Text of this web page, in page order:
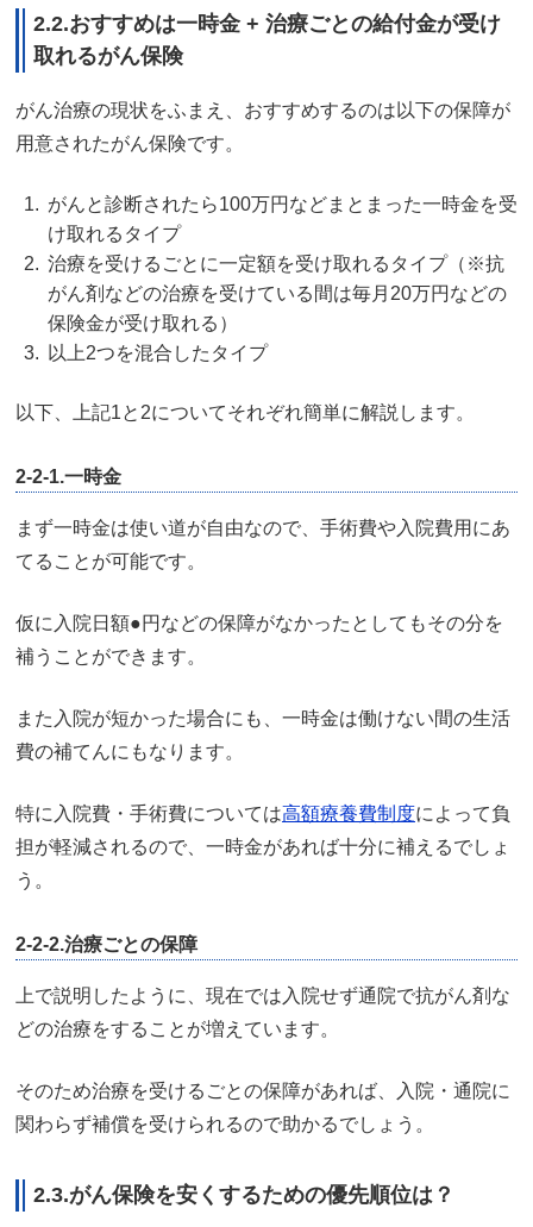
2.2.おすすめは一時金 + 治療ごとの給付金が受け
取れるがん保険
がん治療の現状をふまえ、おすすめするのは以下の保障が
用意されたがん保険です。
がんと診断されたら100万円などまとまった一時金を受
け取れるタイプ
治療を受けるごとに一定額を受け取れるタイプ（※抗
がん剤などの治療を受けている間は毎月20万円などの
保険金が受け取れる）
以上2つを混合したタイプ
以下、上記1と2についてそれぞれ簡単に解説します。
2-2-1.一時金
まず一時金は使い道が自由なので、手術費や入院費用にあ
てることが可能です。
仮に入院日額●円などの保障がなかったとしてもその分を
補うことができます。
また入院が短かった場合にも、一時金は働けない間の生活
費の補てんにもなります。
特に入院費・手術費については高額療養費制度によって負
担が軽減されるので、一時金があれば十分に補えるでしょ
う。
2-2-2.治療ごとの保障
上で説明したように、現在では入院せず通院で抗がん剤な
どの治療をすることが増えています。
そのため治療を受けるごとの保障があれば、入院・通院に
関わらず補償を受けられるので助かるでしょう。
2.3.がん保険を安くするための優先順位は？